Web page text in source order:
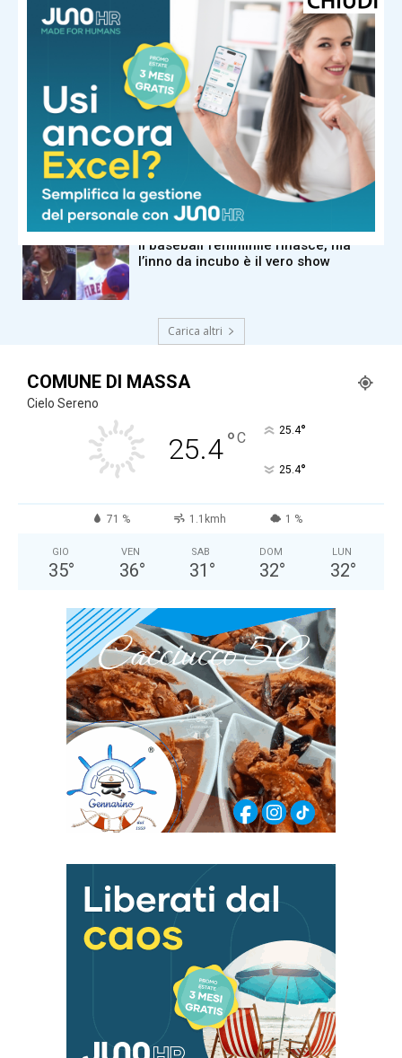
Caldo estremo, ancora afa record
dopo il picco di oggi: cosa succede
nel weekend
Ultima ora
Vannacci, il ‘debutto’ alla Camera:
“Riportare il centrodestra sulla rotta
giusta”
Ultima ora
Il baseball femminile rinasce, ma
l’inno da incubo è il vero show
Carica altri
COMUNE DI MASSA
Cielo Sereno
25.4°C 25.4°
25.4°
71 % 1.1kmh 1 %
GIO
35°
VEN
36°
SAB
31 °
DOM
32°
LUN
32°